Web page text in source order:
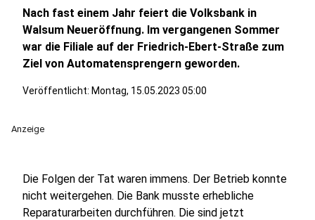
Nach fast einem Jahr feiert die Volksbank in
Walsum Neueröffnung. Im vergangenen Sommer
war die Filiale auf der Friedrich-Ebert-Straße zum
Ziel von Automatensprengern geworden.
Veröffentlicht: Montag, 15.05.2023 05:00
Anzeige
Die Folgen der Tat waren immens. Der Betrieb konnte
nicht weitergehen. Die Bank musste erhebliche
Reparaturarbeiten durchführen. Die sind jetzt